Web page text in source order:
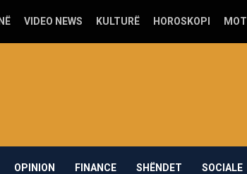
VIDEO NEWS KULTURË HOROSKOPI MOTI
OPINION FINANCE SHËNDET SOCIALE